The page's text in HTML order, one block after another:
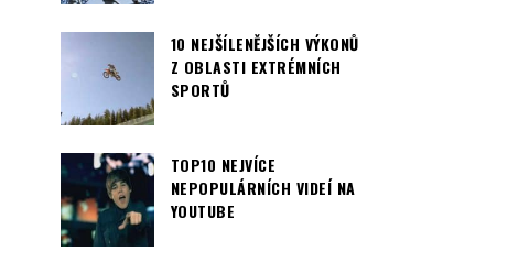
10 NEJŠÍLENĚJŠÍCH VÝKONŮ
Z OBLASTI EXTRÉMNÍCH
SPORTŮ
TOP10 NEJVÍCE
NEPOPULÁRNÍCH VIDEÍ NA
YOUTUBE